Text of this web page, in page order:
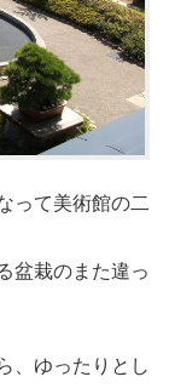
って美術館の二
盆栽のまた違っ
、ゆったりとし